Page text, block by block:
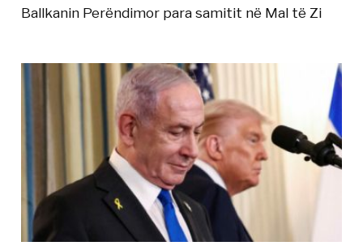
Ballkanin Perëndimor para samitit në Mal të Zi